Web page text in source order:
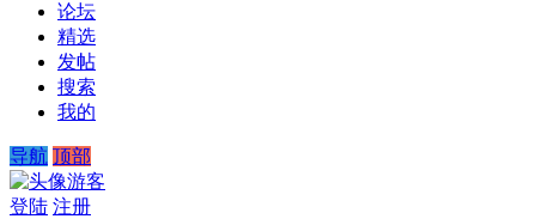
论坛
精选
发帖
搜索
我的
导航 顶部
游客
登陆 注册